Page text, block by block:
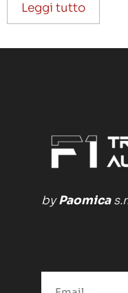
Leggi tutto
byPaomica